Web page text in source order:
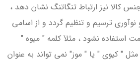
کالا نیز ارتباط تنگاتنگ نشان دهد ،
و نوآوری ترسیم و تنظیم گردد و از اسامی
استفاده نشود ، مثلاَ کلمه " میوه "
" کیوی " یا " موز" نمی تواند به عنوان